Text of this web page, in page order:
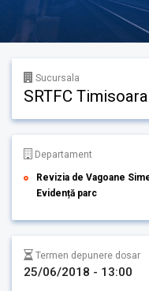
Sucursala
SRTFC Timisoara
Departament
Revizia de Vagoane
Evidență parc
Termen depunere dosar
25/06/2018 - 13:00